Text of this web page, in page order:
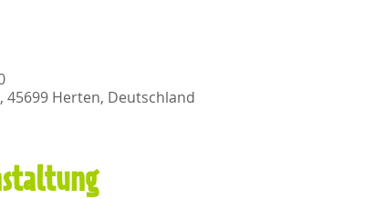
45699 Herten, Deutschland